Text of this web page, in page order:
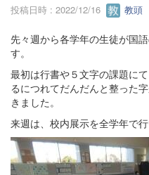
投稿日時 : 2022/12/16 教頭
先々週から各学年の生徒が国
す。
最初は行書や５文字の課題に
るにつれてだんだんと整った
きました。
来週は、校内展示を全学年で